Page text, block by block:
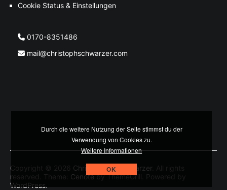
Cookie Status & Einstellungen
0170-8351486
mail@christophschwarzer.com
Copyright © 2026 Christoph M. Schwarzer . All rights
reserved. Theme: Cenoteby ThemeGrill. Powered by
WordPress.
Durch die weitere Nutzung der Seite stimmst du der
Verwendung von Cookies zu.
Weitere Informationen
OK